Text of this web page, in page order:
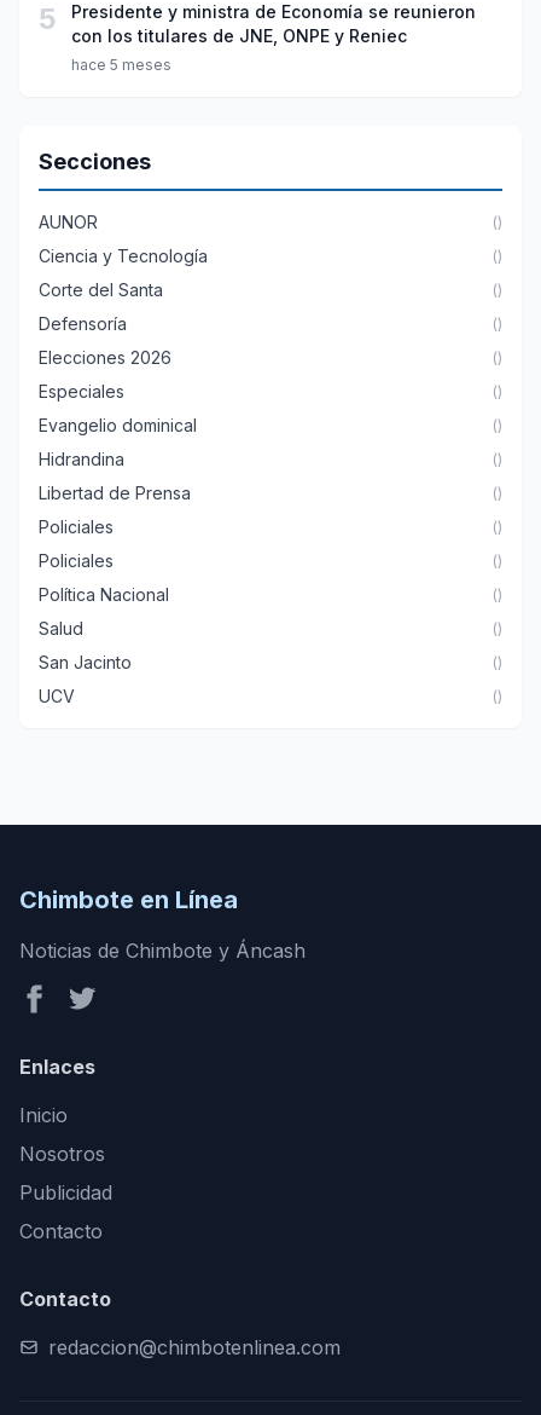
5
Presidente y ministra de Economía se reunieron
con los titulares de JNE, ONPE y Reniec
hace 5 meses
Secciones
AUNOR ()
Ciencia y Tecnología ()
Corte del Santa ()
Defensoría ()
Elecciones 2026 ()
Especiales ()
Evangelio dominical ()
Hidrandina ()
Libertad de Prensa ()
Policiales ()
Policiales ()
Política Nacional ()
Salud ()
San Jacinto ()
UCV ()
Chimbote en Línea
Noticias de Chimbote y Áncash
Enlaces
Inicio
Nosotros
Publicidad
Contacto
Contacto
redaccion@chimbotenlinea.com